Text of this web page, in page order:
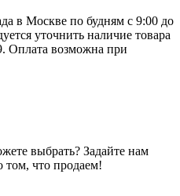
в Москве по будням с 9:00 до
уточнить наличие товара
Оплата возможна при
выбрать? Задайте нам
том, что продаем!